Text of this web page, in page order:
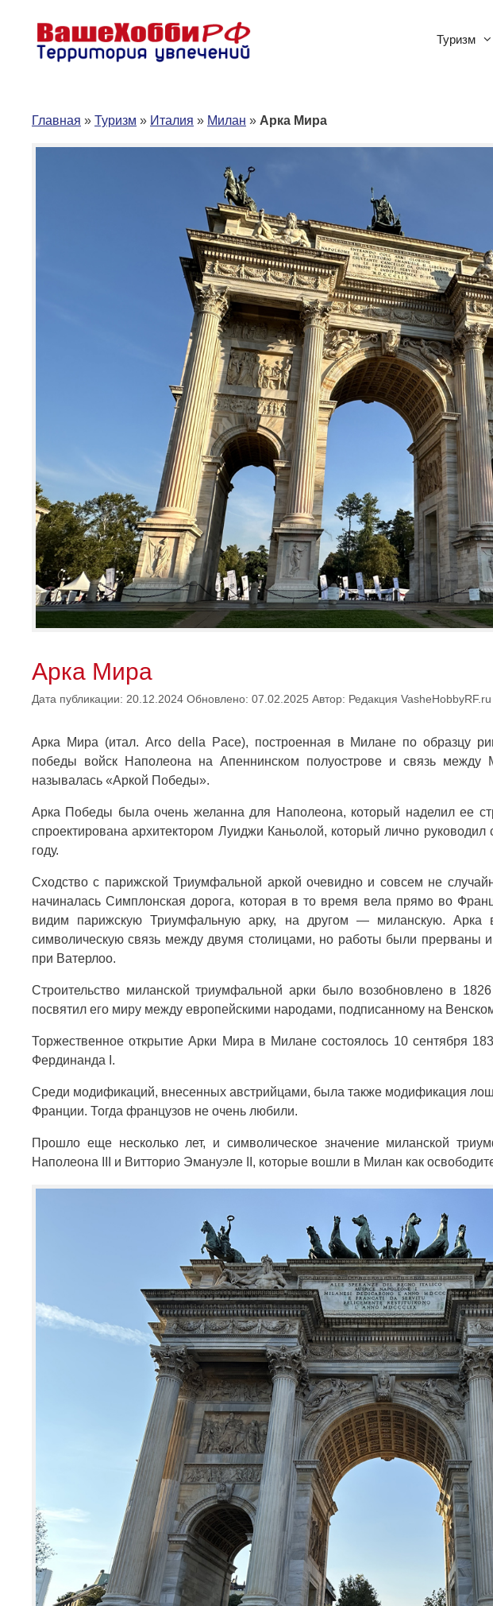
содержимому
Туризм
Главная » Туризм » Италия » Милан » Арка Мира
Арка Мира
Дата публикации: 20.12.2024 Обновлено: 07.02.2025 Автор: Редакция VasheHobbyRF.ru
Арка Мира (итал. Arco della Pace), построенная в Милане по образцу
победы войск Наполеона на Апеннинском полуострове и связь
называлась «Аркой Победы».
Арка Победы была очень желанна для Наполеона, который наделил ее
спроектирована архитектором Луиджи Каньолой, который лично
году.
Сходство с парижской Триумфальной аркой очевидно и совсем не
начиналась Симплонская дорога, которая в то время вела прямо во
видим парижскую Триумфальную арку, на другом — миланскую. Арка
символическую связь между двумя столицами, но работы были прерваны
при Ватерлоо.
Строительство миланской триумфальной арки было возобновлено в
посвятил его миру между европейскими народами, подписанному на Венском
Торжественное открытие Арки Мира в Милане состоялось 10 сентября
Фердинанда I.
Среди модификаций, внесенных австрийцами, была также модификация
Франции. Тогда французов не очень любили.
Прошло еще несколько лет, и символическое значение миланской
Наполеона III и Витторио Эмануэле II, которые вошли в Милан как